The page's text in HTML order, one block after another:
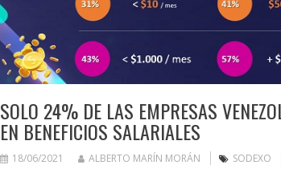
SOLO 24% DE LAS EMPRESAS
EN BENEFICIOS SALARIALES
18/06/2021 ALBERTO MARÍN MORÁN SODEXO